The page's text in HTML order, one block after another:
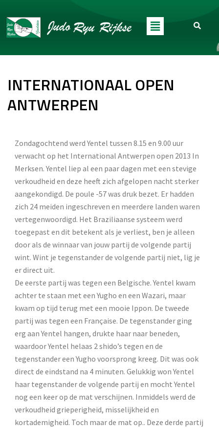
INTERNATIONAAL OPEN
ANTWERPEN
Zondagochtend werd Yentel tussen 8.15 en 9.00 uur
verwacht op het International Antwerpen open 2013 In
Merksen. Yentel liep al een paar dagen met een stevige
verkoudheid en deze heeft zich afgelopen nacht sterker
aangekondigd. De poule -57 was druk bezet. Er hadden
zich 24 meiden ingeschreven en meerdere landen waren
vertegenwoordigd. Het Braziliaanse systeem werd
toegepast en dit betekent als je verliest, ben je alleen
door als de winnaar van jouw partij de volgende partij
wint. Wint je tegenstander de volgende partij niet, lig je
er direct uit.
De eerste partij was tegen een Belgische. Yentel kwam
achter te staan met een Yugho en een Wazari, maar
kwam op tijd terug met een mooie Ippon. De tweede
partij was tegen een Française. De tegenstander ging
erg aan Yentel hangen, drukte haar naar beneden,
waardoor Yentel helaas 2 shido’s tegen en de
tegenstander een Yugho voorsprong kreeg. Dit was ook
direct de eindstand na 4 minuten. Gelukkig won Yentel
haar tegenstander de volgende partij en mocht Yentel
nog een keer op de mat verschijnen. Inmiddels werd de
verkoudheid grieperigheid, misselijkheid en
kortademigheid. Toch maar de mat op.. Deze derde partij